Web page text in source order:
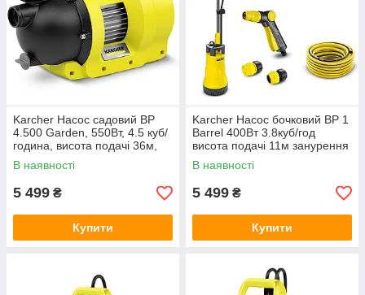
Karcher Насос садовий BP
4.500 Garden, 550Вт, 4.5 куб/
година, висота подачі 36м,
висота всмоктування 8 м, 6.4
кг
В наявності
5 499 ₴
Купити
Karcher Насос бочковий BP 1
Barrel 400Вт 3.8куб/год
висота подачі 11м занурення
7м 4.6кг
В наявності
5 499 ₴
Купити